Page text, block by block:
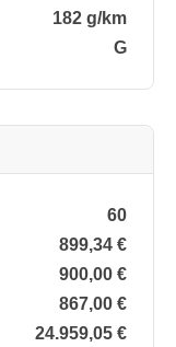
182 g/km
G
60
899,34 €
900,00 €
867,00 €
24.959,05 €